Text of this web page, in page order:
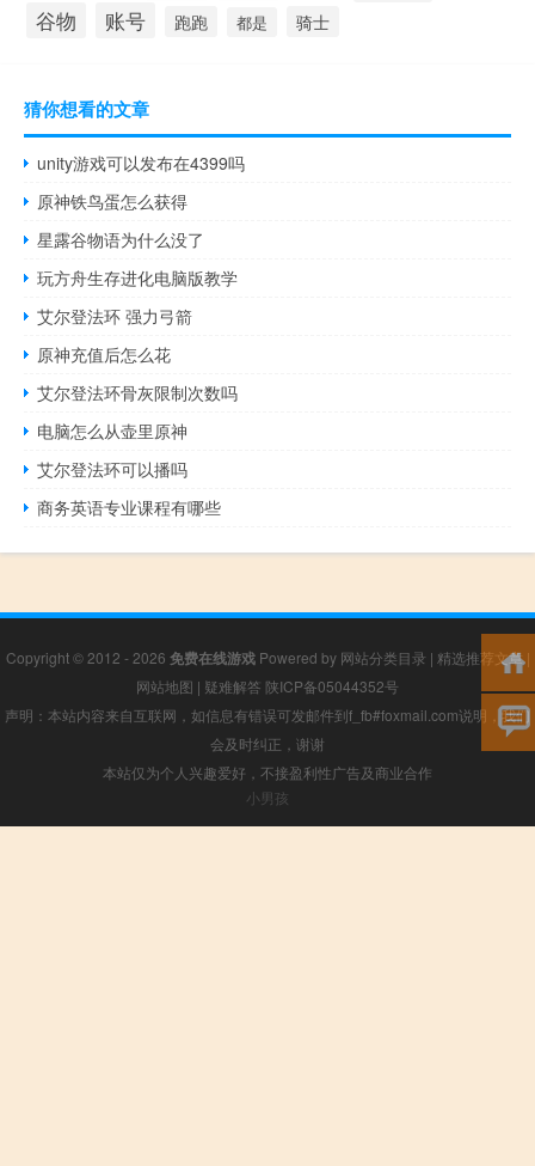
谷物 账号 跑跑 都是 骑士
猜你想看的文章
unity游戏可以发布在4399吗
原神铁鸟蛋怎么获得
星露谷物语为什么没了
玩方舟生存进化电脑版教学
艾尔登法环 强力弓箭
原神充值后怎么花
艾尔登法环骨灰限制次数吗
电脑怎么从壶里原神
艾尔登法环可以播吗
商务英语专业课程有哪些
Copyright © 2012 - 2026 免费在线游戏Powered by 网站分类目录 | 精选推荐文章|
网站地图 | 疑难解答 陕ICP备05044352号
声明：本站内容来自互联网，如信息有错误可发邮件到f_fb#foxmail.com说明，我们
会及时纠正，谢谢
本站仅为个人兴趣爱好，不接盈利性广告及商业合作
小男孩